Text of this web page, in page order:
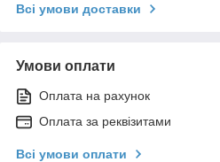
Всі умови доставки
Умови оплати
Оплата на рахунок
Оплата за реквізитами
Всі умови оплати